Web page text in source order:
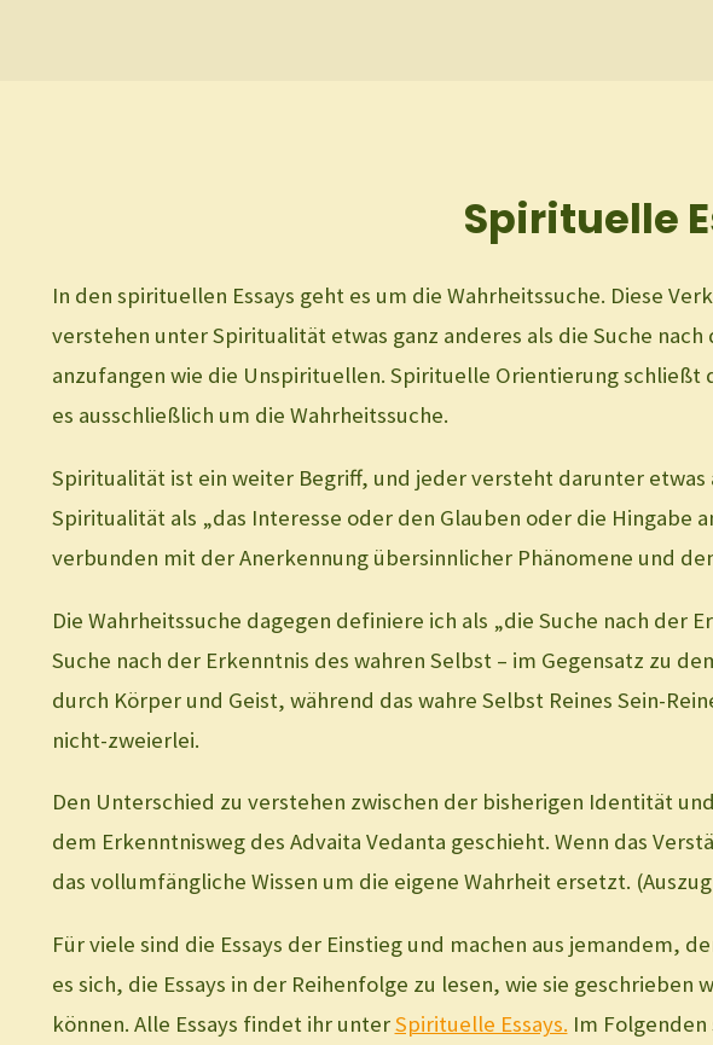
Spirituelle
In den spirituellen Essays geht es um die Wahrheitssuche. Diese
verstehen unter Spiritualität etwas ganz anderes als die Suche
anzufangen wie die Unspirituellen. Spirituelle Orientierung schließt
es ausschließlich um die Wahrheitssuche.
Spiritualität ist ein weiter Begriff, und jeder versteht darunter
Spiritualität als „das Interesse oder den Glauben oder die
verbunden mit der Anerkennung übersinnlicher Phänomene und
Die Wahrheitssuche dagegen definiere ich als „die Suche nach der
Suche nach der Erkenntnis des wahren Selbst – im Gegensatz zu
durch Körper und Geist, während das wahre Selbst Reines Sein-
nicht-zweierlei.
Den Unterschied zu verstehen zwischen der bisherigen Identität
dem Erkenntnisweg des Advaita Vedanta geschieht. Wenn das
das vollumfängliche Wissen um die eigene Wahrheit ersetzt. (Auszug
Für viele sind die Essays der Einstieg und machen aus
es sich, die Essays in der Reihenfolge zu lesen, wie sie
können. Alle Essays findet ihr unterSpirituelle Essays. Im Folgenden